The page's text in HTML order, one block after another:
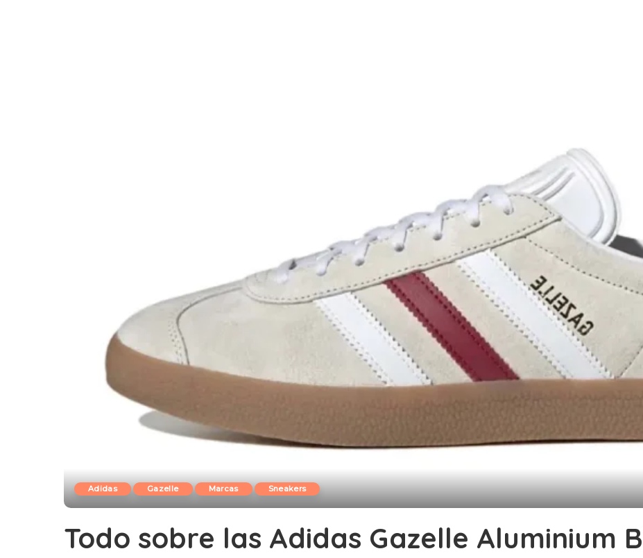
Adidas Gazelle Marcas Sneakers
Todo sobre las Adidas Gazelle Aluminium